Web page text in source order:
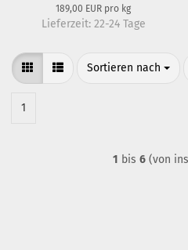
189,00 EUR pro kg
Lieferzeit: 22-24 Tage
Sortieren nach
Sortieren nach
1
1 bis 6(von